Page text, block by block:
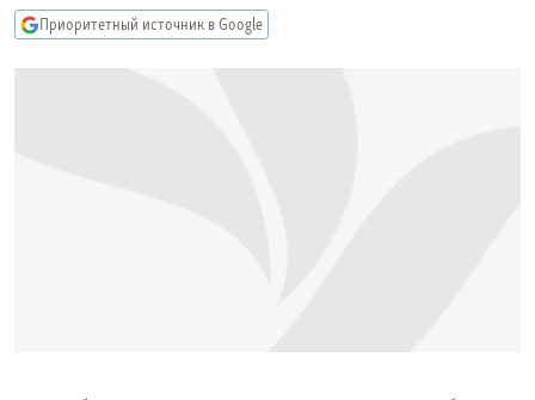
поиску
СЕВЕР.РЕАЛИИ
Приоритетный источник в Google